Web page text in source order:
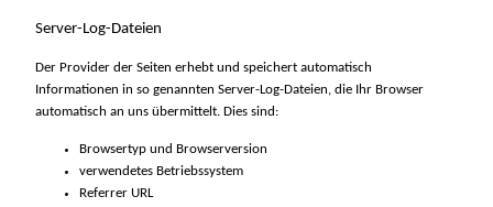
Server-Log-Dateien
Der Provider der Seiten erhebt und speichert automatisch
Informationen in so genannten Server-Log-Dateien, die Ihr Browser
automatisch an uns übermittelt. Dies sind:
Browsertyp und Browserversion
verwendetes Betriebssystem
Referrer URL